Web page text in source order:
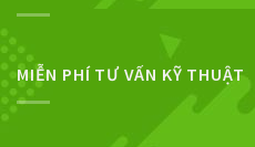
MIỄN PHÍ TƯ VẤN KỸ THUẬT